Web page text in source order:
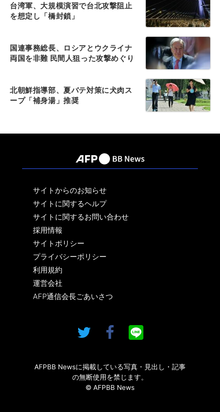
台湾軍、大規模演習で台北攻撃阻止
を想定し「橋封鎖」
国連事務総長、ロシアとウクライナ
両国を非難 民間人狙った攻撃めぐり
北朝鮮指導部、夏バテ対策に犬肉ス
ープ「補身湯」推奨
サイトからのお知らせ
サイトに関するヘルプ
サイトに関するお問い合わせ
採用情報
サイトポリシー
プライバシーポリシー
利用規約
運営会社
AFP通信会長ごあいさつ
AFPBB Newsに掲載している写真・見出し・記事
の無断使用を禁じます。
© AFPBB News